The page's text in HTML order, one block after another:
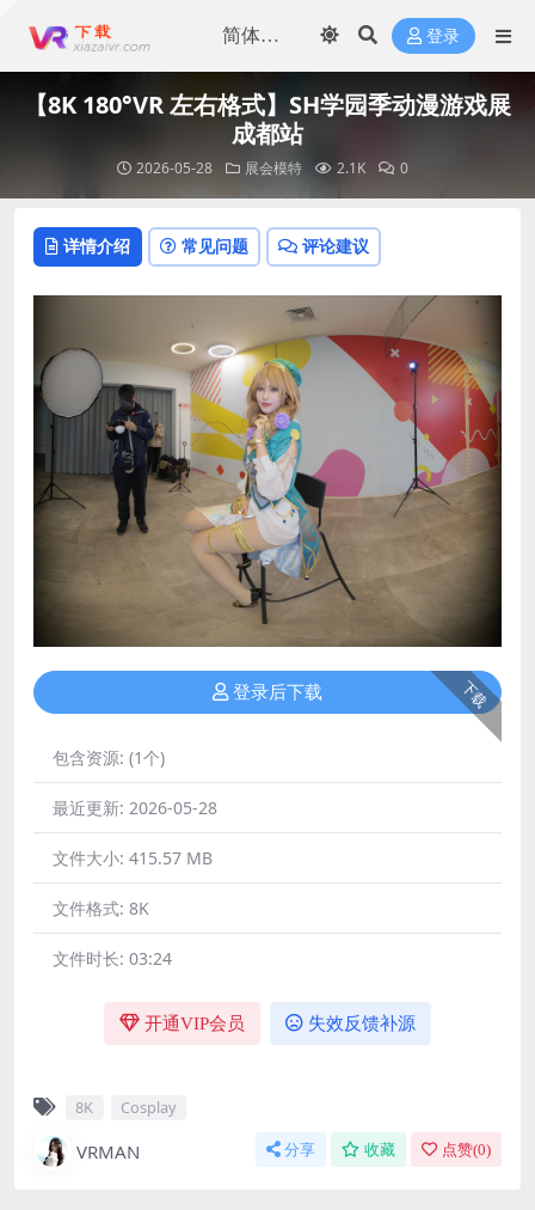
登录
【8K 180°VR 左右格式】SH学园季动漫游戏展
成都站
2026-05-28 展会模特 2.1K 0
详情介绍 常见问题 评论建议
下载
登录后下载
包含资源: (1个)
最近更新: 2026-05-28
文件大小: 415.57 MB
文件格式: 8K
文件时长: 03:24
开通VIP会员 失效反馈补源
8K Cosplay
VRMAN 分享 收藏 点赞(0)